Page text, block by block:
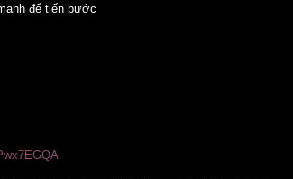
để tiến bước